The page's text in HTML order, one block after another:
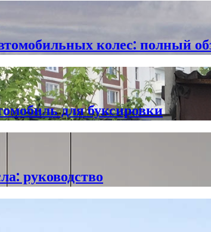
колес: полный
для буксировки
руководство